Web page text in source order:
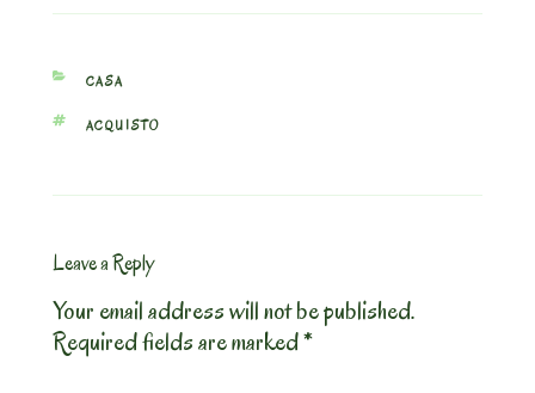
CATEGORIES
CASA
TAGS
ACQUISTO
Leave a Reply
Your email address will not be published.
Required fields are marked*